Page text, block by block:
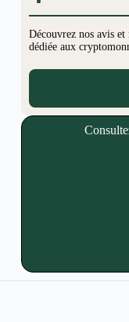
Découvrez nos avis et
dédiée aux